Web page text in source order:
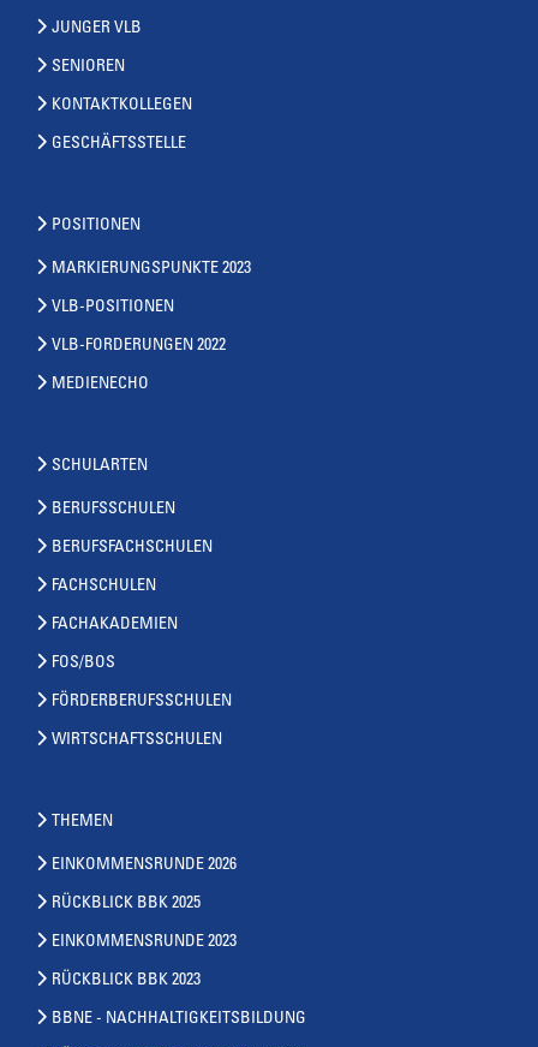
JUNGER VLB
SENIOREN
KONTAKTKOLLEGEN
GESCHÄFTSSTELLE
POSITIONEN
MARKIERUNGSPUNKTE 2023
VLB-POSITIONEN
VLB-FORDERUNGEN 2022
MEDIENECHO
SCHULARTEN
BERUFSSCHULEN
BERUFSFACHSCHULEN
FACHSCHULEN
FACHAKADEMIEN
FOS/BOS
FÖRDERBERUFSSCHULEN
WIRTSCHAFTSSCHULEN
THEMEN
EINKOMMENSRUNDE 2026
RÜCKBLICK BBK 2025
EINKOMMENSRUNDE 2023
RÜCKBLICK BBK 2023
BBNE - NACHHALTIGKEITSBILDUNG